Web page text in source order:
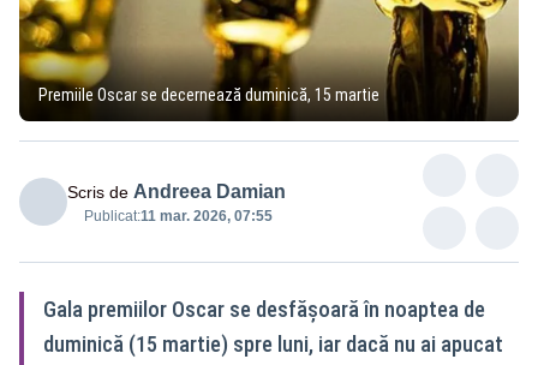
Premiile Oscar se decernează duminică, 15 martie
Scris de Andreea Damian
Publicat:11 mar. 2026, 07:55
Gala premiilor Oscar se desfășoară în noaptea de
duminică (15 martie) spre luni, iar dacă nu ai apucat